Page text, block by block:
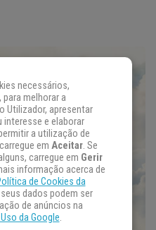
necessários,
melhorar a
Utilizador, apresentar
interesse e elaborar
a utilização de
em Aceitar. Se
carregue em Gerir
informação acerca de
de Cookies da
dados podem ser
de anúncios na
da Google.